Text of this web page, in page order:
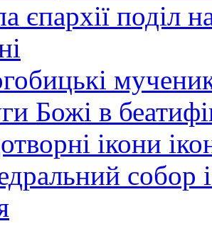
єпархії поділ
Божі в
ікони
собор